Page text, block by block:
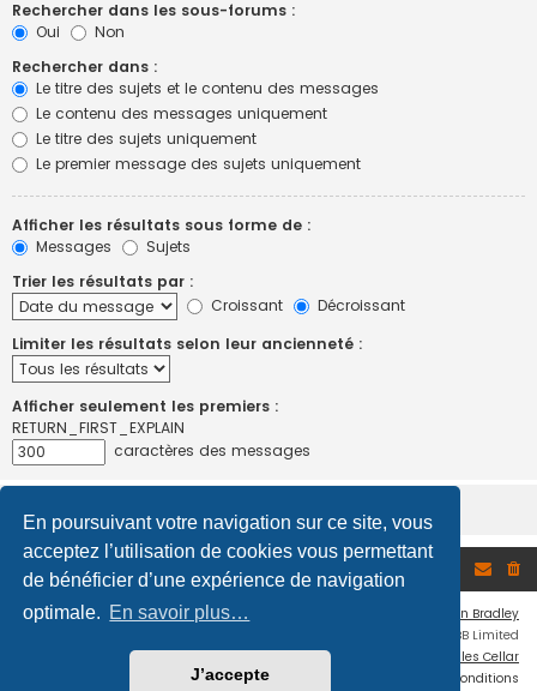
En poursuivant votre navigation sur ce site, vous
acceptez l’utilisation de cookies vous permettant
de bénéficier d’une expérience de navigation
optimale. En savoir plus…
J’accepte
Rechercher dans les sous-forums :
Oui
Non
Rechercher dans :
Le titre des sujets et le contenu des messages
Le contenu des messages uniquement
Le titre des sujets uniquement
Le premier message des sujets uniquement
Afficher les résultats sous forme de :
Messages
Sujets
Trier les résultats par :
Croissant
Décroissant
Limiter les résultats selon leur ancienneté :
Afficher seulement les premiers :
RETURN_FIRST_EXPLAIN
caractères des messages
Accueil du forum
Ian Bradley
® Forum Software © phpBB Limited
Traduction française officielle
Miles Cellar
Conditions